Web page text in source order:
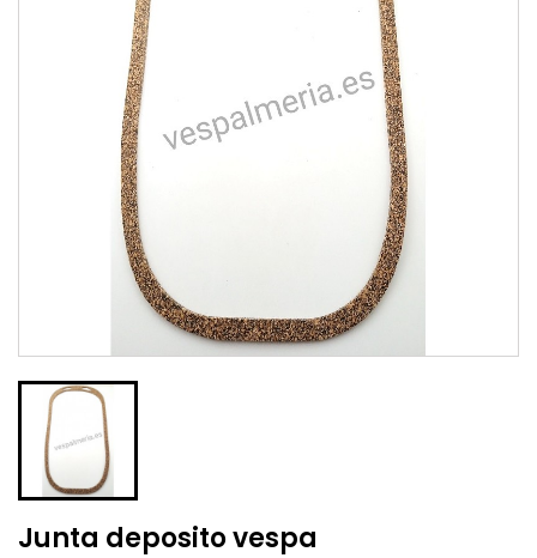
Junta deposito vespa